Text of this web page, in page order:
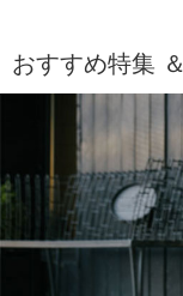
おすすめ特集